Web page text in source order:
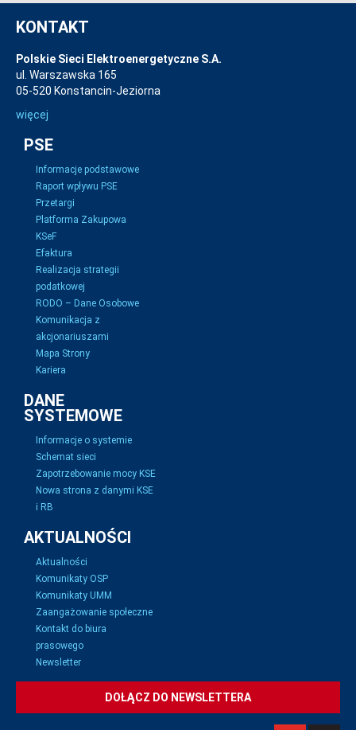
KONTAKT
Polskie Sieci Elektroenergetyczne S.A.
ul. Warszawska 165
05-520 Konstancin-Jeziorna
więcej
PSE
Informacje podstawowe
Raport wpływu PSE
Przetargi
Platforma Zakupowa
KSeF
Efaktura
Realizacja strategii
podatkowej
RODO – Dane Osobowe
Komunikacja z
akcjonariuszami
Mapa Strony
Kariera
DANE
SYSTEMOWE
Informacje o systemie
Schemat sieci
Zapotrzebowanie mocy KSE
Nowa strona z danymi KSE
i RB
AKTUALNOŚCI
Aktualności
Komunikaty OSP
Komunikaty UMM
Zaangażowanie społeczne
Kontakt do biura
prasowego
Newsletter
DOŁĄCZ DO NEWSLETTERA